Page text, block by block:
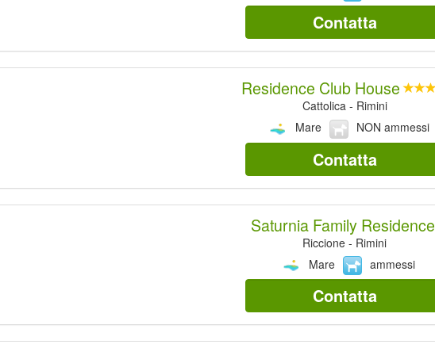
Contatta
Residence Club House
Cattolica - Rimini
Mare
NON ammessi
Contatta
Saturnia Family Residence
Riccione - Rimini
Mare
ammessi
Contatta